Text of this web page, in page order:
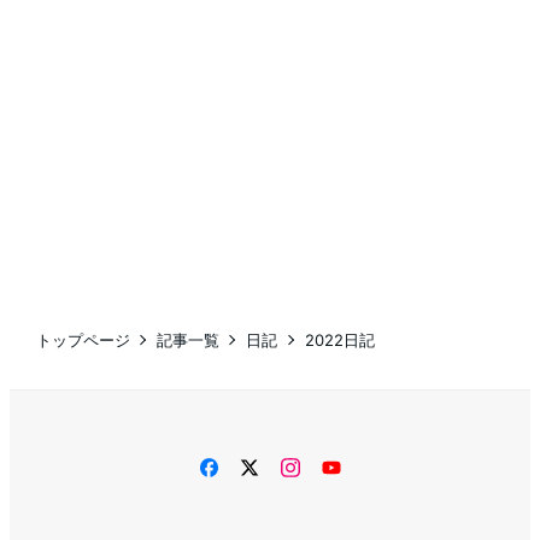
トップページ 記事一覧 日記 2022日記
facebooktwitterinstagram
YouTube